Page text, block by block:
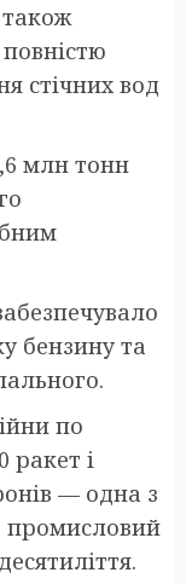
також
стічних вод
млн тонн
бензину та
по
ракет і
— одна з
промисловий